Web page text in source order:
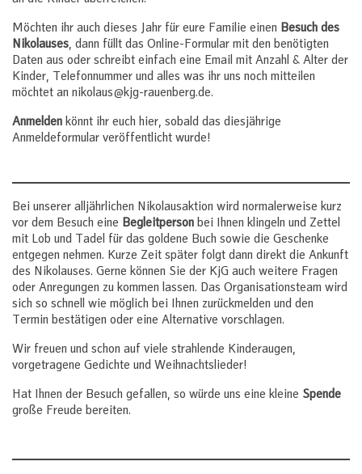
Möchten ihr auch dieses Jahr für eure Familie einen Besuch des
Nikolauses, dann füllt das Online-Formular mit den benötigten
Daten aus oder schreibt einfach eine Email mit Anzahl & Alter der
Kinder, Telefonnummer und alles was ihr uns noch mitteilen
möchtet an nikolaus@kjg-rauenberg.de.
Anmelden könnt ihr euch hier, sobald das diesjährige
Anmeldeformular veröffentlicht wurde!
Bei unserer alljährlichen Nikolausaktion wird normalerweise kurz
vor dem Besuch eine Begleitperson bei Ihnen klingeln und Zettel
mit Lob und Tadel für das goldene Buch sowie die Geschenke
entgegen nehmen. Kurze Zeit später folgt dann direkt die Ankunft
des Nikolauses. Gerne können Sie der KjG auch weitere Fragen
oder Anregungen zu kommen lassen. Das Organisationsteam wird
sich so schnell wie möglich bei Ihnen zurückmelden und den
Termin bestätigen oder eine Alternative vorschlagen.
Wir freuen und schon auf viele strahlende Kinderaugen,
vorgetragene Gedichte und Weihnachtslieder!
Hat Ihnen der Besuch gefallen, so würde uns eine kleine Spende
große Freude bereiten.